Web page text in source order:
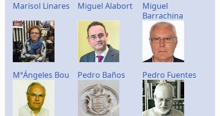
Marisol Linares Miguel Alabort
Miguel
Barrachina
MªÁngeles Bou Pedro Baños Pedro Fuentes